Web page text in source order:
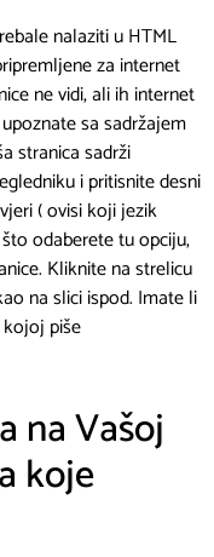
nalaziti u HTML
za internet
ne vidi, ali ih internet
sa sadržajem
stranica sadrži
i pritisnite desni
( ovisi koji jezik
odaberete tu opciju,
Kliknite na strelicu
na slici ispod. Imate li
piše
na Vašoj
koje